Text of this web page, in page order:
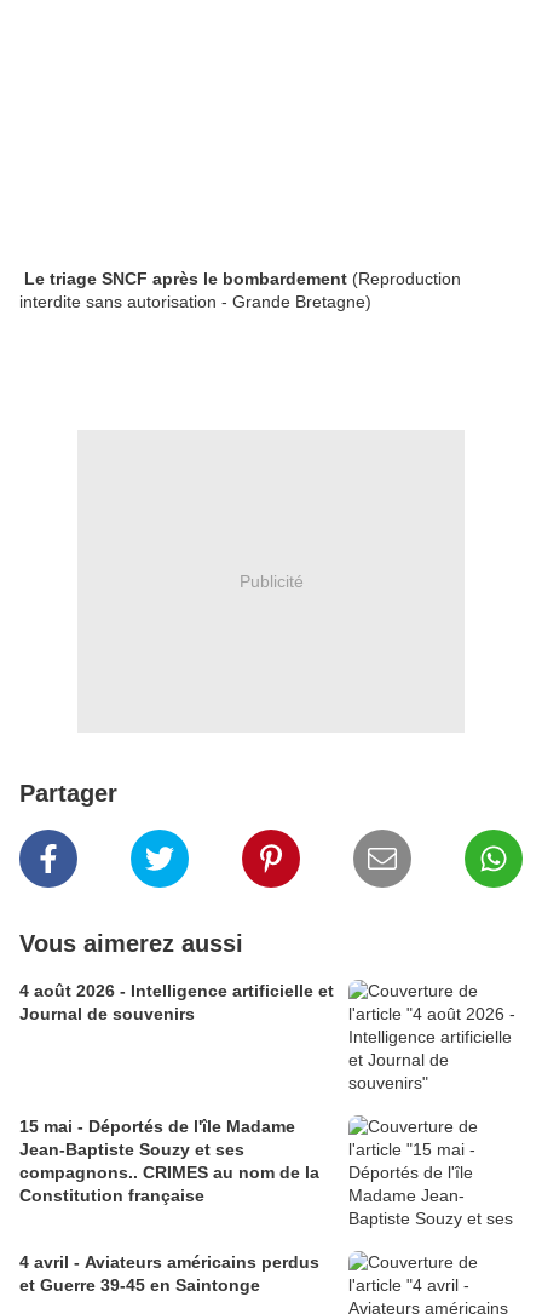
Le triage SNCF après le bombardement (Reproduction
interdite sans autorisation - Grande Bretagne)
Publicité
Partager
Vous aimerez aussi
4 août 2026 - Intelligence artificielle et
Journal de souvenirs
15 mai - Déportés de l'île Madame
Jean-Baptiste Souzy et ses
compagnons.. CRIMES au nom de la
Constitution française
4 avril - Aviateurs américains perdus
et Guerre 39-45 en Saintonge